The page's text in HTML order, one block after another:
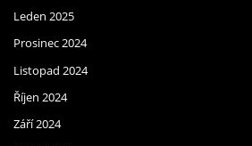
Leden 2025
Prosinec 2024
Listopad 2024
Říjen 2024
Září 2024